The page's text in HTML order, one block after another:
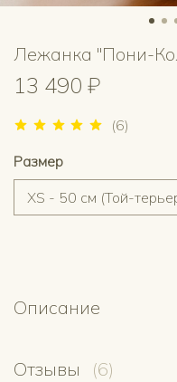
(6)
Лежанка "Пони-
13 490 ₽
Размер
Описание
Отзывы (6)